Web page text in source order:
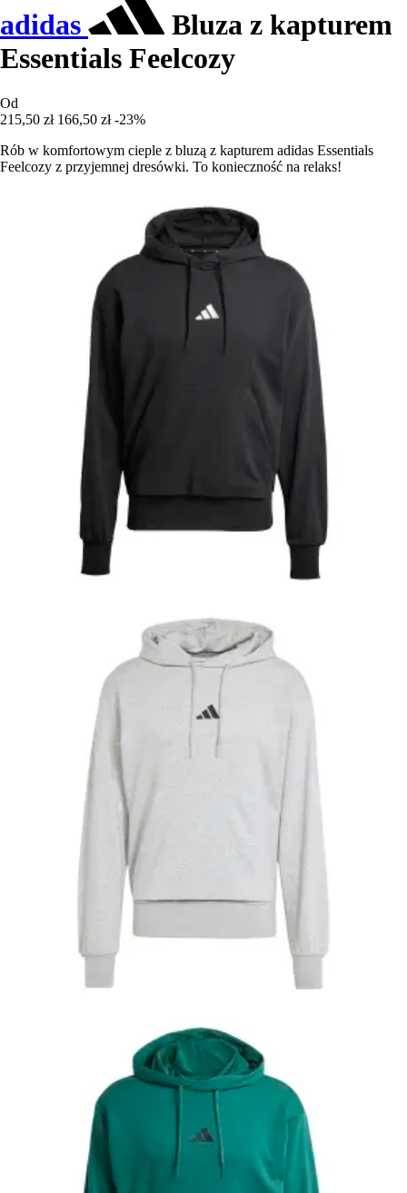
adidas
Bluza z kapturem
Essentials Feelcozy
Od
215,50 zł 166,50 zł -23%
Rób w komfortowym cieple z bluzą z kapturem adidas Essentials
Feelcozy z przyjemnej dresówki. To konieczność na relaks!